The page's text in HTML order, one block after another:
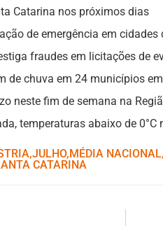
Catarina nos próximos dias
de emergência em
fraudes em licitações de
de chuva em 24 municípios
neste fim de semana na
temperaturas abaixo de 0°C
,ㅤJULHO,ㅤ MÉDIA NACIONAL,ㅤ
CATARINA